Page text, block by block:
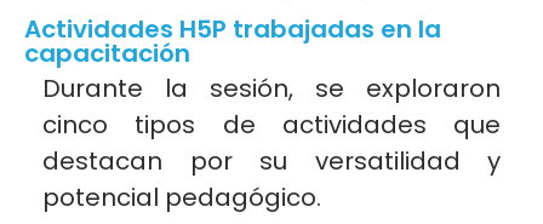
Actividades H5P trabajadas en la
capacitación
Durante la sesión, se exploraron
cinco tipos de actividades que
destacan por su versatilidad y
potencial pedagógico.